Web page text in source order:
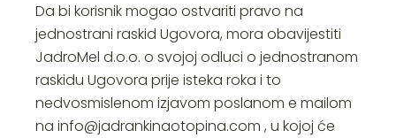
Da bi korisnik mogao ostvariti pravo na
jednostrani raskid Ugovora, mora obavijestiti
JadroMel d.o.o. o svojoj odluci o jednostranom
raskidu Ugovora prije isteka roka i to
nedvosmislenom izjavom poslanom e mailom
nainfo@jadrankinaotopina.com, u kojoj će